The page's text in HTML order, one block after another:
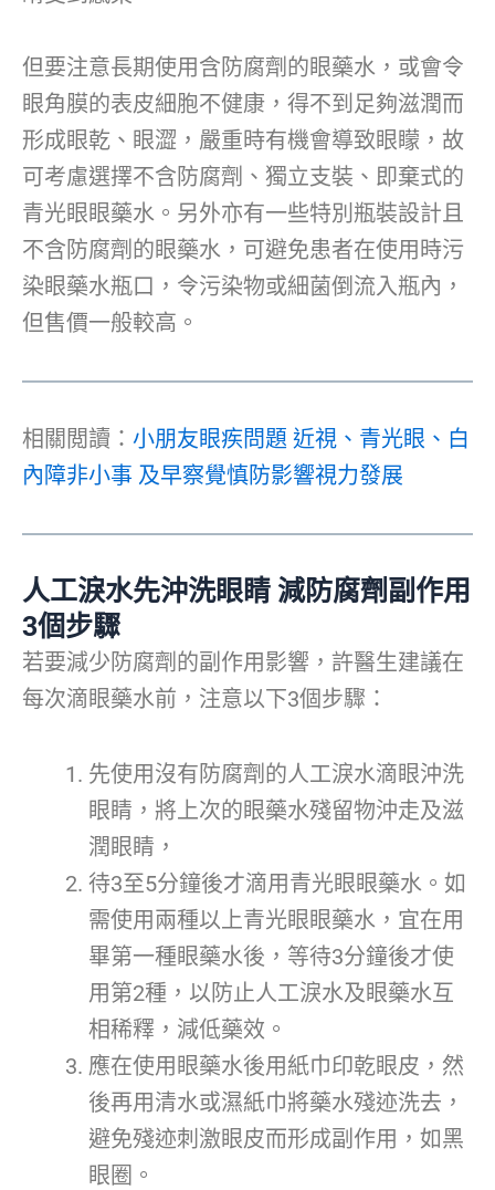
但要注意長期使用含防腐劑的眼藥水，或會令
眼角膜的表皮細胞不健康，得不到足夠滋潤而
形成眼乾、眼澀，嚴重時有機會導致眼矇，故
可考慮選擇不含防腐劑、獨立支裝、即棄式的
青光眼眼藥水。另外亦有一些特別瓶裝設計且
不含防腐劑的眼藥水，可避免患者在使用時污
染眼藥水瓶口，令污染物或細菌倒流入瓶內，
但售價一般較高。
相關閲讀： 小朋友眼疾問題 近視、青光眼、白
內障非小事 及早察覺慎防影響視力發展
人工淚水先沖洗眼睛 減防腐劑副作用
3個步驟
若要減少防腐劑的副作用影響，許醫生建議在
每次滴眼藥水前，注意以下3個步驟：
先使用沒有防腐劑的人工淚水滴眼沖洗
眼睛，將上次的眼藥水殘留物沖走及滋
潤眼睛，
待3至5分鐘後才滴用青光眼眼藥水。如
需使用兩種以上青光眼眼藥水，宜在用
畢第一種眼藥水後，等待3分鐘後才使
用第2種，以防止人工淚水及眼藥水互
相稀釋，減低藥效。
應在使用眼藥水後用紙巾印乾眼皮，然
後再用清水或濕紙巾將藥水殘迹洗去，
避免殘迹刺激眼皮而形成副作用，如黑
眼圈。